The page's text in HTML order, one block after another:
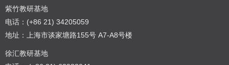
紫竹教研基地
电话：(+86 21) 34205059
地址：上海市谈家塘路155号 A7-A8号楼
徐汇教研基地